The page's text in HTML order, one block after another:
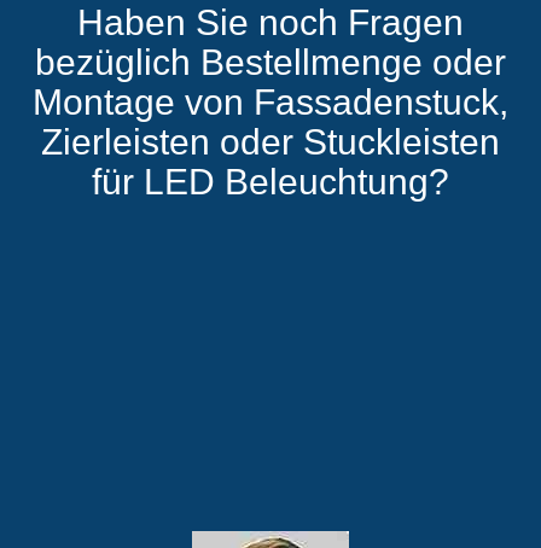
Haben Sie noch Fragen
bezüglich Bestellmenge oder
Montage von Fassadenstuck,
Zierleisten oder Stuckleisten
für LED Beleuchtung?